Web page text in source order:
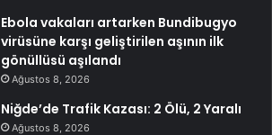
Ebola vakaları artarken Bundibugyo
virüsüne karşı geliştirilen aşının ilk
gönüllüsü aşılandı
Ağustos 8, 2026
Niğde’de Trafik Kazası: 2 Ölü, 2 Yaralı
Ağustos 8, 2026